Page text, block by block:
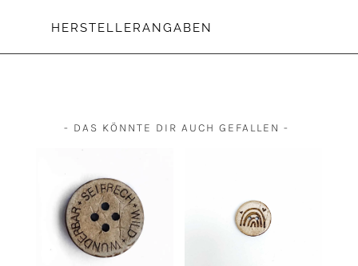
HERSTELLERANGABEN
- DAS KÖNNTE DIR AUCH GEFALLEN -